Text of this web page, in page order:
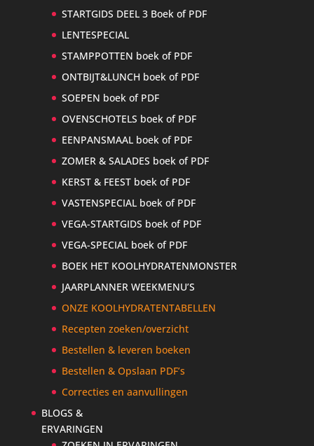
STARTGIDS DEEL 3 Boek of PDF
LENTESPECIAL
STAMPPOTTEN boek of PDF
ONTBIJT&LUNCH boek of PDF
SOEPEN boek of PDF
OVENSCHOTELS boek of PDF
EENPANSMAAL boek of PDF
ZOMER & SALADES boek of PDF
KERST & FEEST boek of PDF
VASTENSPECIAL boek of PDF
VEGA-STARTGIDS boek of PDF
VEGA-SPECIAL boek of PDF
BOEK HET KOOLHYDRATENMONSTER
JAARPLANNER WEEKMENU’S
ONZE KOOLHYDRATENTABELLEN
Recepten zoeken/overzicht
Bestellen & leveren boeken
Bestellen & Opslaan PDF’s
Correcties en aanvullingen
BLOGS &
ERVARINGEN